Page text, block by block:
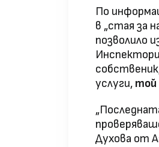
По
в „стая за
позволило
услуги, той
Духова от